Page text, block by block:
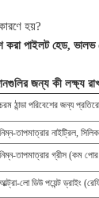
হয়?
পাইলট হেড, ভালভ
জন্য কী লক্ষ্য
চরম ঠান্ডা পরিবেশের জন্য
নিম্ন-তাপমাত্রার নাইট্রিল,
নিম্ন-তাপমাত্রার গ্রীস (কম পোর
আল্ট্রা-লো ডিউ পয়েন্ট ড্রাইং